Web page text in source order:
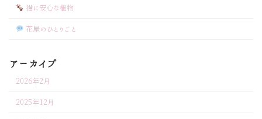
猫に安心な植物
花屋のひとりごと
アーカイブ
2026年2月
2025年12月